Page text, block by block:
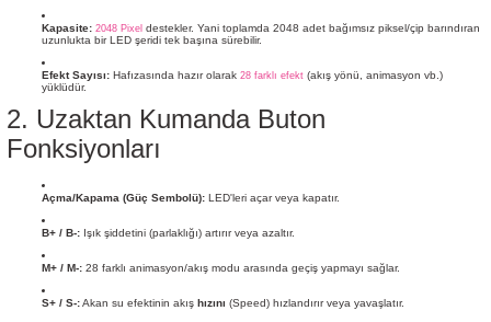
Kapasite: 2048 Pixel destekler. Yani toplamda 2048 adet bağımsız piksel/çip barındıran
uzunlukta bir LED şeridi tek başına sürebilir.
Efekt Sayısı: Hafızasında hazır olarak 28 farklı efekt (akış yönü, animasyon vb.)
yüklüdür.
2. Uzaktan Kumanda Buton
Fonksiyonları
Açma/Kapama (Güç Sembolü): LED'leri açar veya kapatır.
B+ / B-: Işık şiddetini (parlaklığı) artırır veya azaltır.
M+ / M-: 28 farklı animasyon/akış modu arasında geçiş yapmayı sağlar.
S+ / S-:Akan su efektinin akış hızını (Speed) hızlandırır veya yavaşlatır.